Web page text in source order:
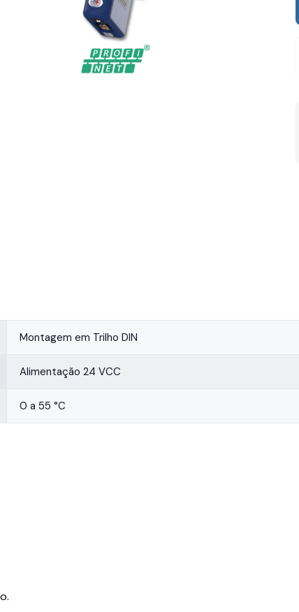
Montagem em Trilho DIN
Alimentação 24 VCC
0 a 55 °C